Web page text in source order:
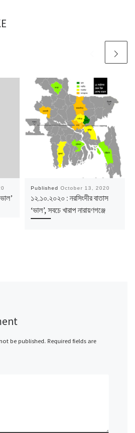
Published October 13, 2020
১২.১০.২০২০ : নরসিংদীর বাতাস
‘ভাল’, সবচে খারাপ নারায়ণগঞ্জে
be published. Required fields are